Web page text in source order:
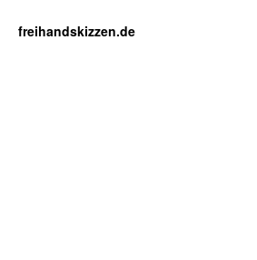
freihandskizzen.de